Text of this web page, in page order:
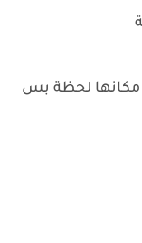
مكانها لحظة بس